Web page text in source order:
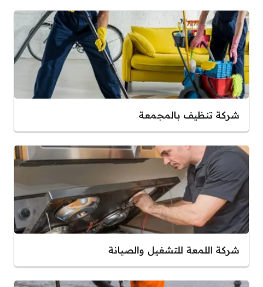
شركة تنظيف بالمجمعة
شركة اللمعة للتشغيل والصيانة